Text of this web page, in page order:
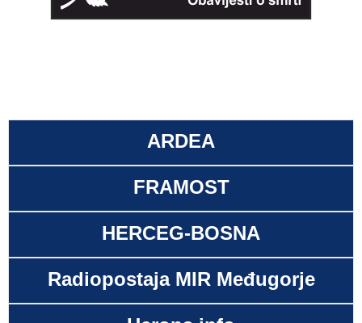
ARDEA
FRAMOST
HERCEG-BOSNA
Radiopostaja MIR Međugorje